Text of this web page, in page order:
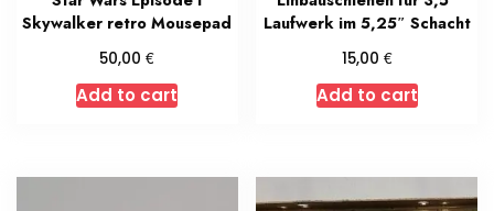
Skywalker retro Mousepad
50,00€
Add to cart
Laufwerk im 5,25″ Schacht
15,00 €
Add to cart